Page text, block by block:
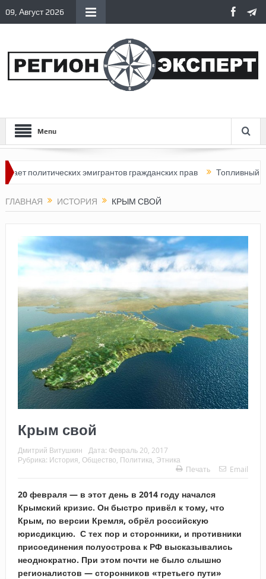
09, Август 2026
Menu
эмигрантов гражданских прав Топливный кризис в
ГЛАВНАЯ ИСТОРИЯ КРЫМ СВОЙ
Крым свой
Дмитрий Витушкин Дата: Февраль 20, 2017
Рубрика: История Общество Политика Этника
Печать
Email
20 февраля — в этот день в 2014 году начался
Крымский кризис. Он быстро привёл к тому, что
Крым, по версии Кремля, обрёл российскую
юрисдикцию. С тех пор и сторонники, и противники
присоединения полуострова к РФ высказывались
неоднократно. При этом почти не было слышно
регионалистов — сторонников «третьего пути»